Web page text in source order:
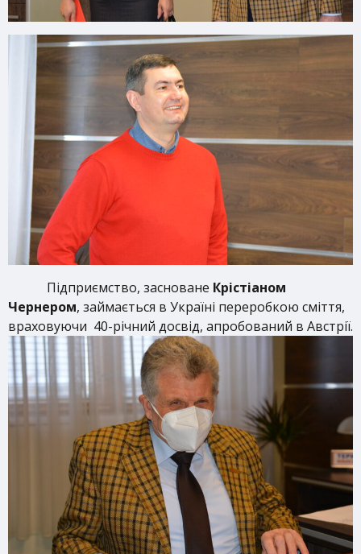
Підприємство, засноване Крістіаном
Чернером, займається в Україні переробкою сміття,
враховуючи 40-річний досвід, апробований в Австрії.